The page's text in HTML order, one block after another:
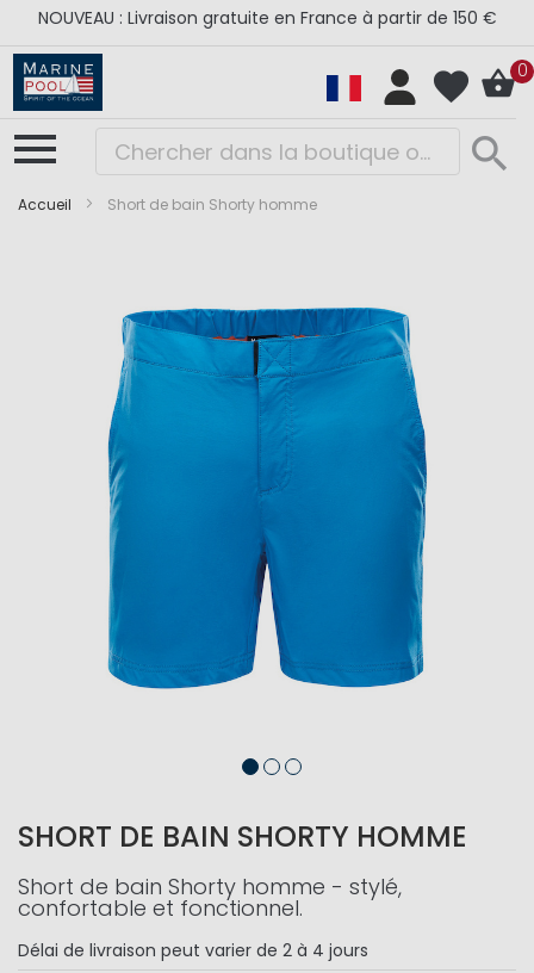
NOUVEAU : Livraison gratuite en France à partir de 150 €
0
Accueil Short de bain Shorty homme
beginning
SHORT DE BAIN SHORTY HOMME
Short de bain Shorty homme - stylé,
confortable et fonctionnel.
Délai de livraison peut varier de 2 à 4 jours